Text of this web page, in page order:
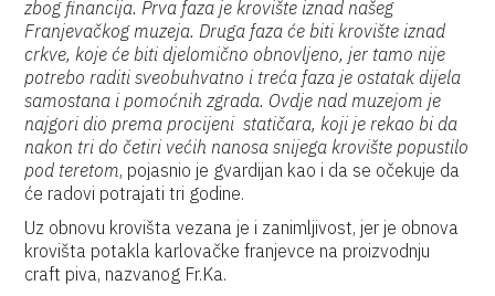
zbog financija. Prva faza je krovište iznad našeg
Franjevačkog muzeja. Druga faza će biti krovište iznad
crkve, koje će biti djelomično obnovljeno, jer tamo nije
potrebo raditi sveobuhvatno i treća faza je ostatak dijela
samostana i pomoćnih zgrada. Ovdje nad muzejom je
najgori dio prema procijeni statičara, koji je rekao bi da
nakon tri do četiri većih nanosa snijega krovište popustilo
pod teretom, pojasnio je gvardijan kao i da se očekuje da
će radovi potrajati tri godine.
Uz obnovu krovišta vezana je i zanimljivost, jer je obnova
krovišta potakla karlovačke franjevce na proizvodnju
craft piva, nazvanog Fr.Ka.